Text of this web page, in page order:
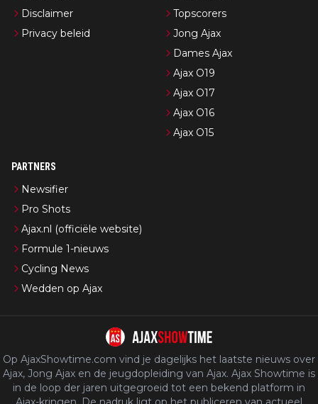
Disclaimer
Privacy beleid
Topscorers
Jong Ajax
Dames Ajax
Ajax O19
Ajax O17
Ajax O16
Ajax O15
PARTNERS
Newsifier
Pro Shots
Ajax.nl (officiële website)
Formule 1-nieuws
Cycling News
Wedden op Ajax
Op AjaxShowtime.com vind je dagelijks het laatste nieuws over
Ajax, Jong Ajax en de jeugdopleiding van Ajax. Ajax Showtime is
in de loop der jaren uitgegroeid tot een bekend platform in